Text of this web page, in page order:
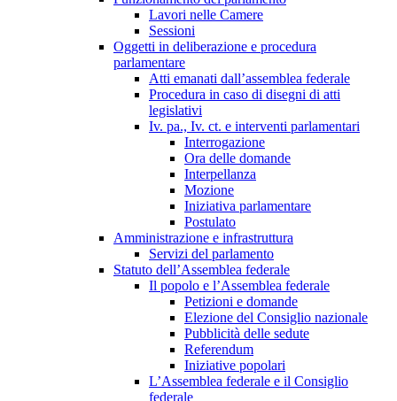
Lavori nelle Camere
Sessioni
Oggetti in deliberazione e procedura
parlamentare
Atti emanati dall’assemblea federale
Procedura in caso di disegni di atti
legislativi
Iv. pa., Iv. ct. e interventi parlamentari
Interrogazione
Ora delle domande
Interpellanza
Mozione
Iniziativa parlamentare
Postulato
Amministrazione e infrastruttura
Servizi del parlamento
Statuto dell’Assemblea federale
Il popolo e l’Assemblea federale
Petizioni e domande
Elezione del Consiglio nazionale
Pubblicità delle sedute
Referendum
Iniziative popolari
L’Assemblea federale e il Consiglio
federale